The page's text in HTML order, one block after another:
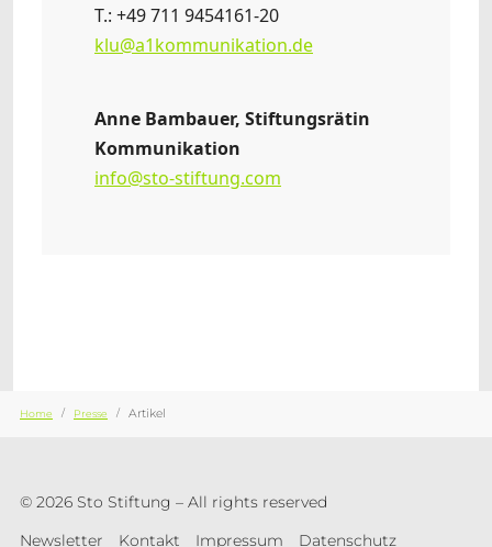
T.: +49 711 9454161-20
klu@a1kommunikation.de
Anne Bambauer, Stiftungsrätin
Kommunikation
info@sto-stiftung.com
Home Presse Artikel
© 2026 Sto Stiftung – All rights reserved
Newsletter
Kontakt Impressum Datenschutz